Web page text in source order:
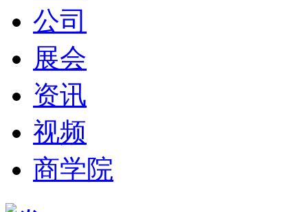
公司
展会
资讯
视频
商学院